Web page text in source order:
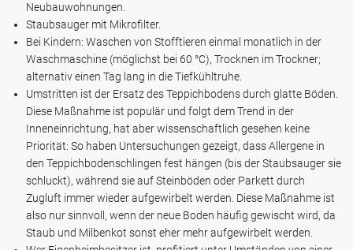
Neubauwohnungen.
Staubsauger mit Mikrofilter.
Bei Kindern: Waschen von Stofftieren einmal monatlich in der
Waschmaschine (möglichst bei 60 °C), Trocknen im Trockner;
alternativ einen Tag lang in die Tiefkühltruhe.
Umstritten ist der Ersatz des Teppichbodens durch glatte Böden.
Diese Maßnahme ist populär und folgt dem Trend in der
Inneneinrichtung, hat aber wissenschaftlich gesehen keine
Priorität: So haben Untersuchungen gezeigt, dass Allergene in
den Teppichbodenschlingen fest hängen (bis der Staubsauger sie
schluckt), während sie auf Steinböden oder Parkett durch
Zugluft immer wieder aufgewirbelt werden. Diese Maßnahme ist
also nur sinnvoll, wenn der neue Boden häufig gewischt wird, da
Staub und Milbenkot sonst eher mehr aufgewirbelt werden.